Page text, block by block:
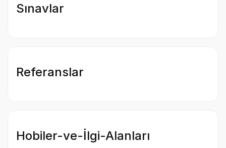
Sınavlar
Referanslar
Hobiler-ve-İlgi-Alanları